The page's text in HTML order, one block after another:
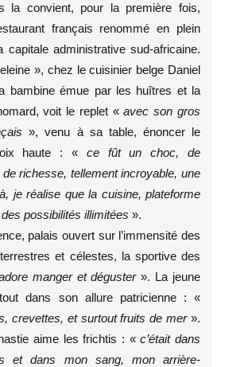
la convient, pour la première fois,
français renommé en plein
capitale administrative sud-africaine.
», chez le cuisinier belge Daniel
bambine émue par les huîtres et la
voit le replet «avec son gros
», venu à sa table, énoncer le
haute : « ce fût un choc, de
richesse, tellement incroyable, une
je réalise que la cuisine, plateforme
possibilités illimitées ».
palais ouvert sur l’immensité des
et célestes, la sportive des
manger et déguster». La jeune
dans son allure patricienne : «
crevettes, et surtout fruits de mer ».
aime les frichtis : «c’était dans
et dans mon sang, mon arrière-